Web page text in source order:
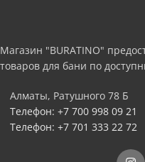
Магазин "BURATINO"
товаров для бани по
Алматы, Ратушного 78 Б
Телефон: +7 700 998 09 21
Телефон: +7 701 333 22 72